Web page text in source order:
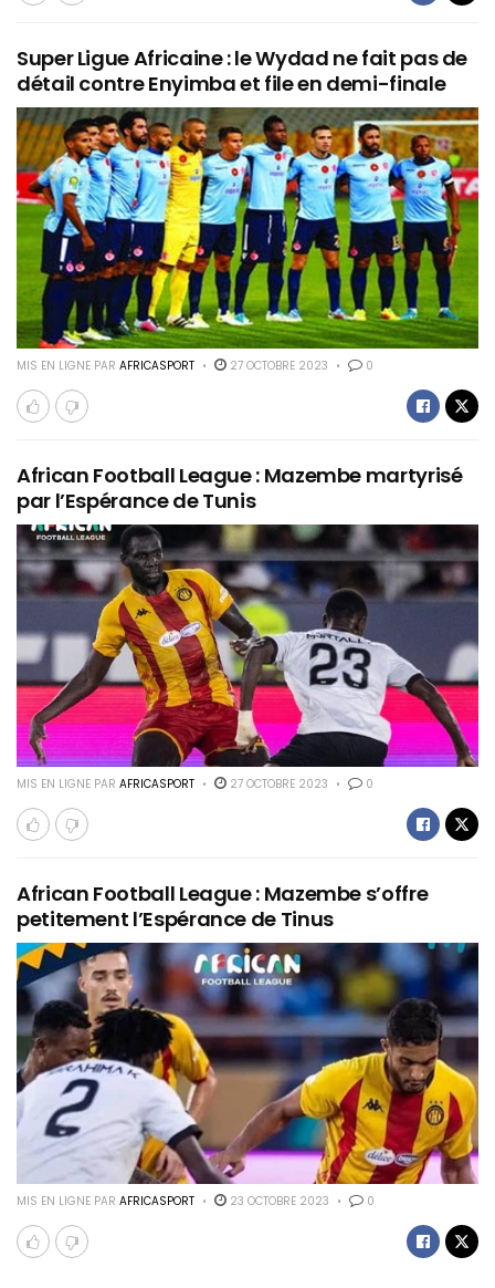
Super Ligue Africaine : le Wydad ne fait pas de
détail contre Enyimba et file en demi-finale
MIS EN LIGNE PAR AFRICASPORT 27 OCTOBRE 2023 0
African Football League : Mazembe martyrisé
par l’Espérance de Tunis
MIS EN LIGNE PAR AFRICASPORT 27 OCTOBRE 2023 0
African Football League : Mazembe s’offre
petitement l’Espérance de Tinus
MIS EN LIGNE PAR AFRICASPORT 23 OCTOBRE 2023 0